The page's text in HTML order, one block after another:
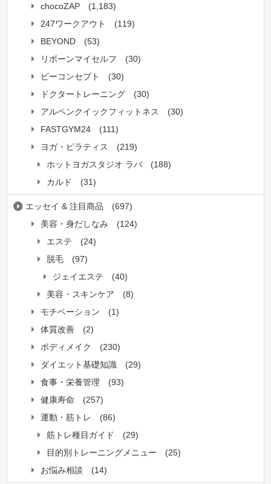
chocoZAP
(1,183)
247ワークアウト
(119)
BEYOND
(53)
リボーンマイセルフ
(30)
ビーコンセプト
(30)
ドクタートレーニング
(30)
アルペンクイックフィットネス
(30)
FASTGYM24
(111)
ヨガ・ピラティス
(219)
ホットヨガスタジオ ラバ
(188)
カルド
(31)
エッセイ & 注目商品
(697)
美容・身だしなみ
(124)
エステ
(24)
脱毛
(97)
ジェイエステ
(40)
美容・スキンケア
(8)
モチベーション
(1)
体質改善
(2)
ボディメイク
(230)
ダイエット基礎知識
(29)
食事・栄養管理
(93)
健康寿命
(257)
運動・筋トレ
(86)
筋トレ種目ガイド
(29)
目的別トレーニングメニュー
(25)
お悩み相談
(14)